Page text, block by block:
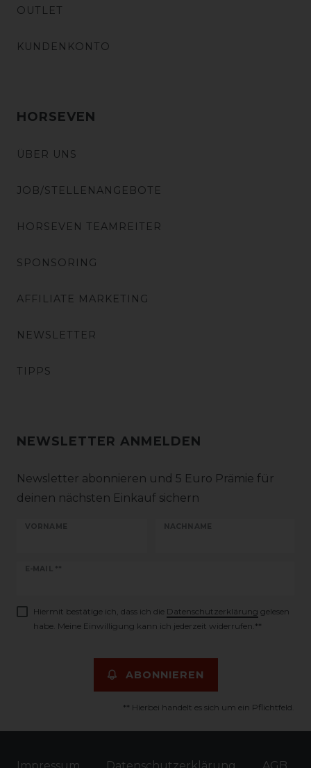
OUTLET
KUNDENKONTO
HORSEVEN
ÜBER UNS
JOB/STELLENANGEBOTE
HORSEVEN TEAMREITER
SPONSORING
AFFILIATE MARKETING
NEWSLETTER
TIPPS
NEWSLETTER ANMELDEN
Newsletter abonnieren und 5 Euro Prämie für
deinen nächsten Einkauf sichern
VORNAME NACHNAME
E-MAIL **
Newsletter
Hiermit bestätige ich, dass ich die Daten­schutz­erklärung gelesen
habe. Meine Einwilligung kann ich jederzeit widerrufen.**
ABONNIEREN
** Hierbei handelt es sich um ein Pflichtfeld.